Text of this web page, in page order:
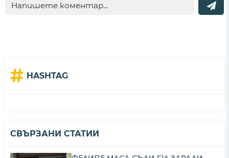
# HASHTAG
СВЪРЗАНИ СТАТИИ